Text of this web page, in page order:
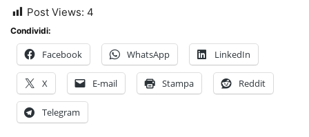
Post Views: 4
Condividi:
Facebook WhatsApp LinkedIn
X E-mail Stampa Reddit
Telegram